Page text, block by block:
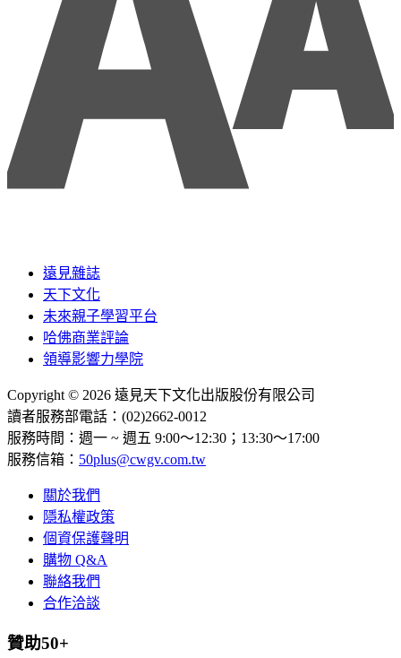
遠見雜誌
天下文化
未來親子學習平台
哈佛商業評論
領導影響力學院
Copyright © 2026 遠見天下文化出版股份有限公司
讀者服務部電話：(02)2662-0012
服務時間：週一 ~ 週五 9:00～12:30；13:30～17:00
服務信箱： 50plus@cwgv.com.tw
關於我們
隱私權政策
個資保護聲明
購物 Q&A
聯絡我們
合作洽談
贊助50+